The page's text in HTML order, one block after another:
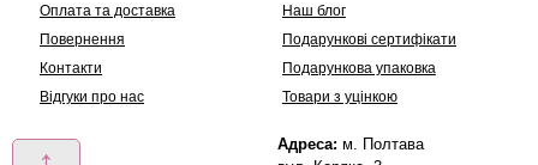
Оплата та доставка
Повернення
Контакти
Вiдгуки про нас
Наш блог
Подарункові сертифікати
Подарункова упаковка
Товари з уцінкою
Адреса: м. Полтава